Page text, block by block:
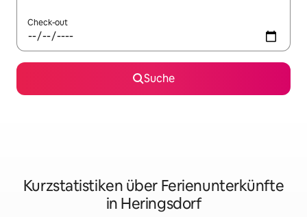
Check-out
Suche
Kurzstatistiken über Ferienunterkünfte
in Heringsdorf